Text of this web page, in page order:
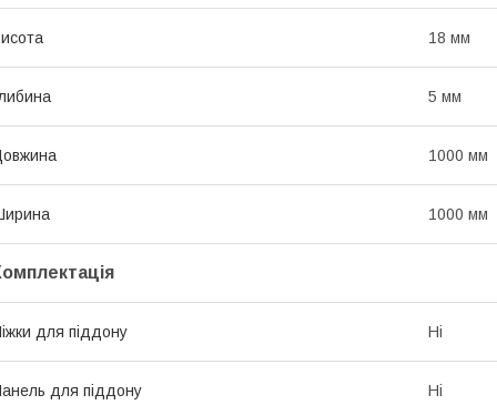
18 мм
5 мм
1000 мм
1000 мм
для піддону Ні
для піддону Ні